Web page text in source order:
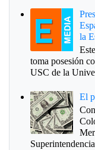
la
toma posesión
USC de la
El